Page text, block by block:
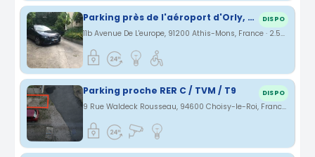
Parking près de l'aéroport d'Orly, privé, sécurisé DISPO
11b Avenue De L'europe, 91200 Athis-Mons, France · 2.58 km
Parking proche RER C / TVM / T9 DISPO
9 Rue Waldeck Rousseau, 94600 Choisy-le-Roi, France · 2.68 km